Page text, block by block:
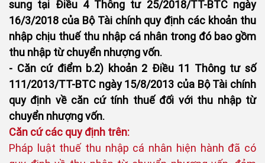
sung tại Điều 4 Thông tư 25/2018/TT-BTC ngày
16/3/2018 của Bộ Tài chính quy định các khoản thu
nhập chịu thuế thu nhập cá nhân trong đó bao gồm
thu nhập từ chuyển nhượng vốn.
- Căn cứ điểm b.2) khoản 2 Điều 11 Thông tư số
111/2013/TT-BTC ngày 15/8/2013 của Bộ Tài chính
quy định về căn cứ tính thuế đối với thu nhập từ
chuyển nhượng vốn.
Căn cứ các quy định trên:
Pháp luật thuế thu nhập cá nhân hiện hành đã có